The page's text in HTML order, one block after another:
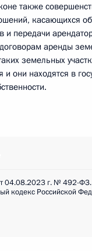
также
касающихся
и передачи
аренды
земельных
они находятся в
04.08.2023 г. № 492-ФЗ.
кодекс Российской